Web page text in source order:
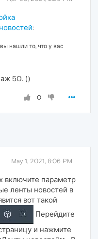
:
нашли то, что у вас
50. ))
0
May 1, 2021, 8:06 PM
включите параметр
ленты новостей в
вот такой
Перейдите
и нажмите